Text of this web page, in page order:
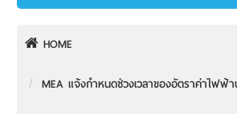
HOME
MEA แจ้งกำหนดช่วงเวลาของอัตราค่าไฟฟ้